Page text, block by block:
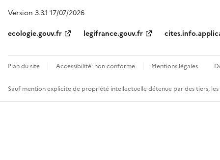
Version 3.3.1 17/07/2026
ecologie.gouv.fr
legifrance.gouv.fr
Plan du site Accessibilité: non conforme Mentions légales
Sauf mention explicite de propriété intellectuelle détenue par des tiers,